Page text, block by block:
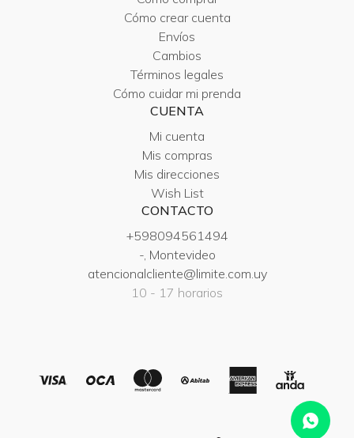
Cómo crear cuenta
Envíos
Cambios
Términos legales
Cómo cuidar mi prenda
CUENTA
Mi cuenta
Mis compras
Mis direcciones
Wish List
CONTACTO
+598094561494
-, Montevideo
atencionalcliente@limite.com.uy
10 - 17 horarios